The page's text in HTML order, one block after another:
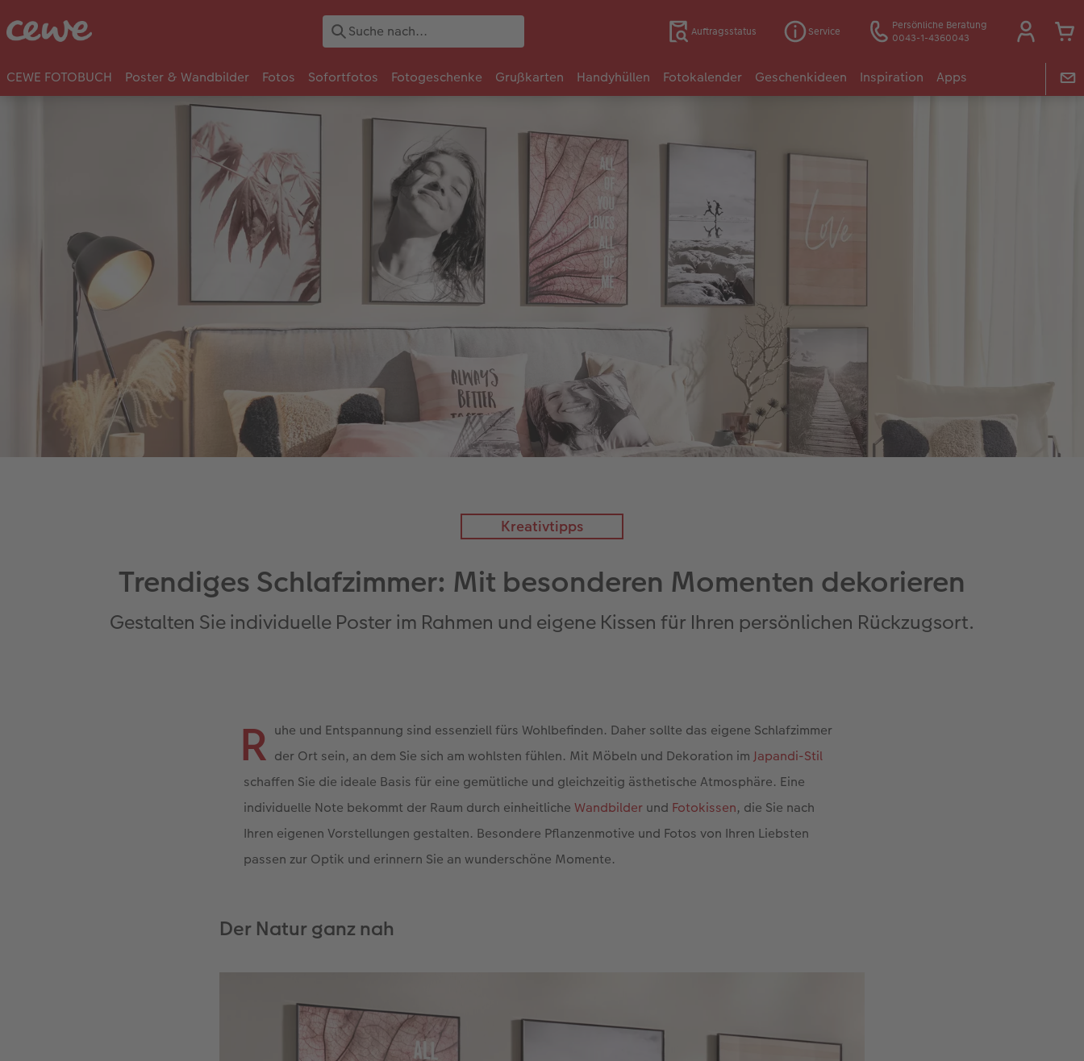
Auftragsstatus Service
Persönliche Beratung
0043-1-4360043
CEWE FOTOBUCH Poster & Wandbilder Fotos Sofortfotos Fotogeschenke Grußkarten Handyhüllen Fotokalender Geschenkideen Inspiration Apps
Kreativtipps
Trendiges Schlafzimmer: Mit besonderen Momenten dekorieren
Gestalten Sie individuelle Poster im Rahmen und eigene Kissen für Ihren persönlichen Rückzugsort.
R uhe und Entspannung sind essenziell fürs Wohlbefinden. Daher sollte das eigene Schlafzimmer
der Ort sein, an dem Sie sich am wohlsten fühlen. Mit Möbeln und Dekoration im Japandi-Stil
schaffen Sie die ideale Basis für eine gemütliche und gleichzeitig ästhetische Atmosphäre. Eine
individuelle Note bekommt der Raum durch einheitlicheWandbilder und Fotokissen, die Sie nach
Ihren eigenen Vorstellungen gestalten. Besondere Pflanzenmotive und Fotos von Ihren Liebsten
passen zur Optik und erinnern Sie an wunderschöne Momente.
Der Natur ganz nah